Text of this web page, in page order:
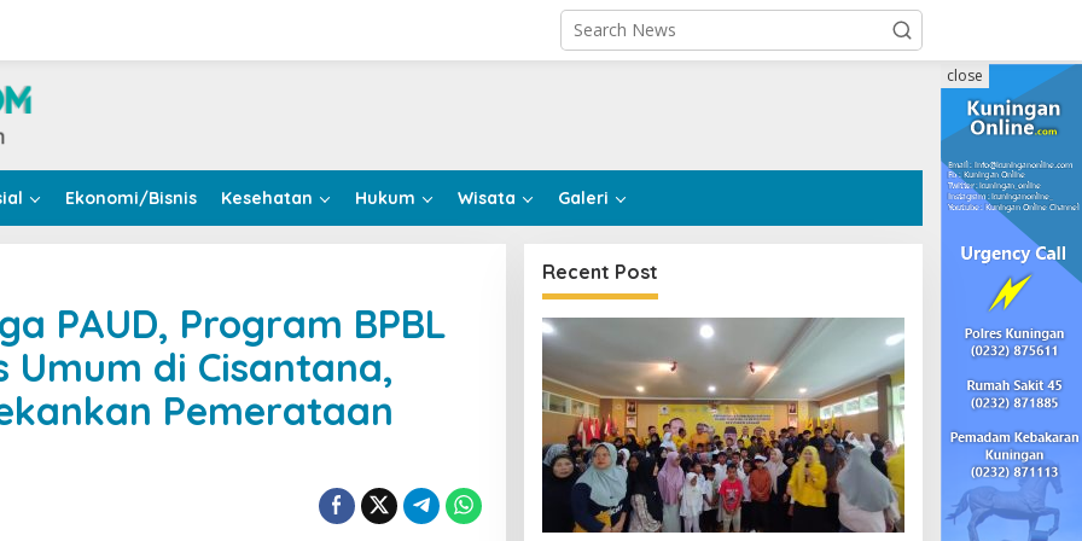
Ekonomi/Bisnis Kesehatan Hukum Wisata Galeri
close
PAUD, Program BPBL
Umum di Cisantana,
Pemerataan
Recent Post